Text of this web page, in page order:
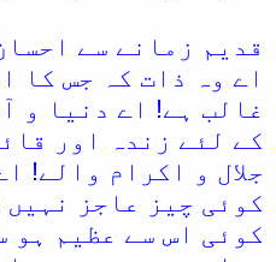
قدیم زمانے سے
اے وہ ذات کہ جس کا
غالب ہے! اے دنیا و
کے لئے زندہ اور
جلال و اکرام والے!
کوئی چیز عاجز نہیں
کوئی اس سے عظیم ہو